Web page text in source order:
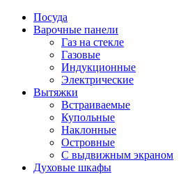
Посуда
Варочные панели
Газ на стекле
Газовые
Индукционные
Электрические
Вытяжки
Встраиваемые
Купольные
Наклонные
Островные
С выдвижным экраном
Духовые шкафы